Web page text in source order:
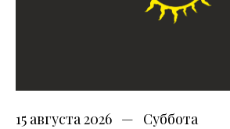
15 августа 2026 Суббота